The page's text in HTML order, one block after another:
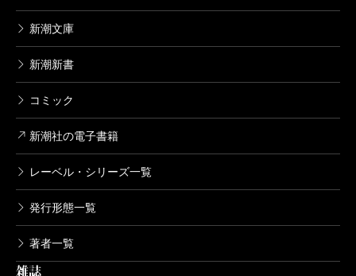
新潮文庫
新潮新書
コミック
新潮社の電子書籍
レーベル・シリーズ一覧
発行形態一覧
著者一覧
雑誌